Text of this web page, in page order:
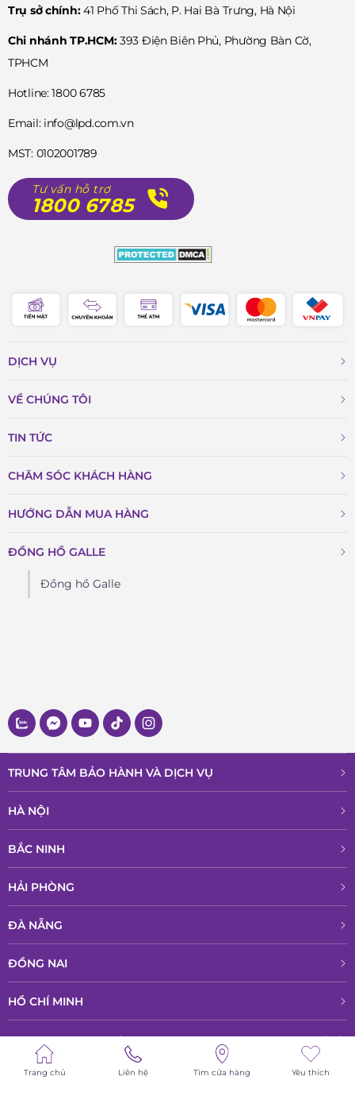
Trụ sở chính:41 Phố Thi Sách, P. Hai Bà Trưng, Hà Nội
Chi nhánh TP.HCM:393 Điện Biên Phủ, Phường Bàn Cờ,
TPHCM
Hotline: 1800 6785
Email: info@lpd.com.vn
MST: 0102001789
Tư vấn hỗ trợ
1800 6785
DỊCH VỤ
VỀ CHÚNG TÔI
TIN TỨC
CHĂM SÓC KHÁCH HÀNG
HƯỚNG DẪN MUA HÀNG
ĐỒNG HỒ GALLE
Đồng hồ Galle
TRUNG TÂM BẢO HÀNH VÀ DỊCH VỤ
HÀ NỘI
BẮC NINH
HẢI PHÒNG
ĐÀ NẴNG
ĐỒNG NAI
HỒ CHÍ MINH
© All rights reserved - Bản quyền thuộc về Công ty TNHH Phân phổi sản
phẩm cao cấp LPD
Trang chủ Liên hệ Tìm cửa hàng Yêu thích